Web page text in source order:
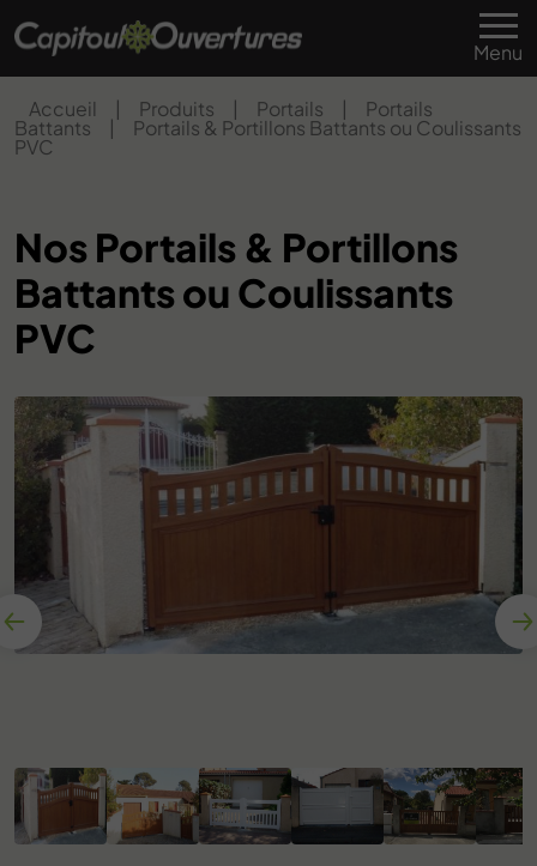
Menu
Accueil | Produits | Portails | Portails
Battants | Portails & Portillons Battants ou Coulissants
PVC
Nos Portails & Portillons
Battants ou Coulissants
PVC